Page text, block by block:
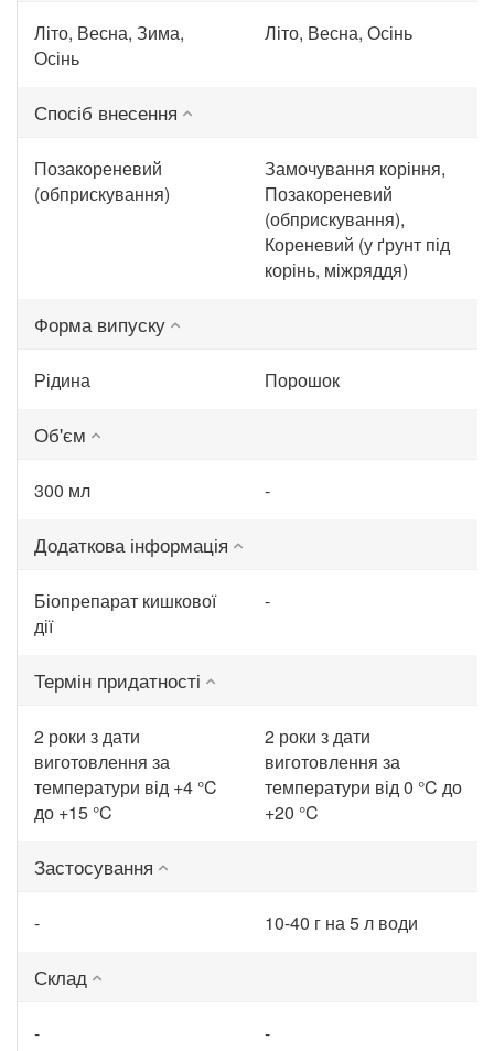
Літо, Весна, Зима,
Осінь
Літо, Весна, Осінь
Спосіб внесення
Позакореневий
(обприскування)
Замочування коріння,
Позакореневий
(обприскування),
Кореневий (у ґрунт під
корінь, міжряддя)
Форма випуску
Рідина Порошок
Об'єм
300 мл -
Додаткова інформація
Біопрепарат кишкової
дії
-
Термін придатності
2 роки з дати
виготовлення за
температури від +4 °C
до +15 °C
2 роки з дати
виготовлення за
температури від 0 °C до
+20 °C
Застосування
- 10-40 г на 5 л води
Склад
- -